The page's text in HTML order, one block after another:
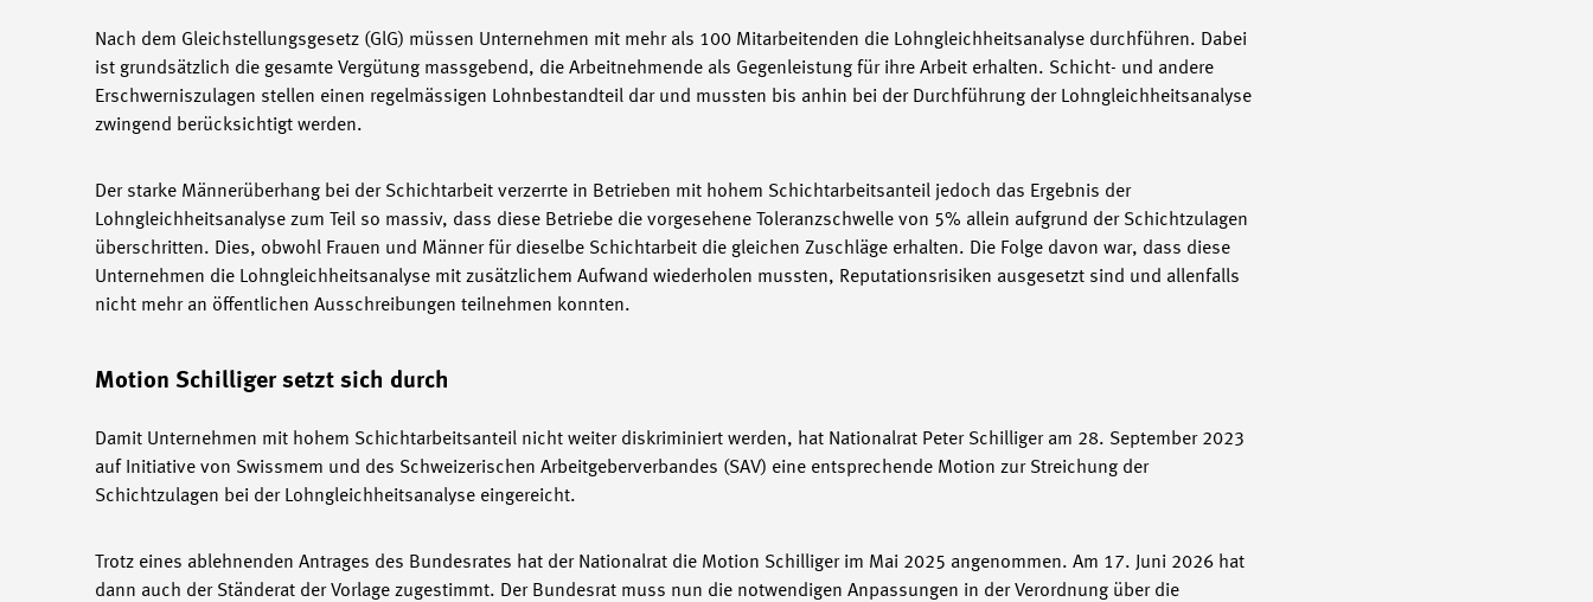
Nach dem Gleichstellungsgesetz (GlG) müssen Unternehmen mit mehr als 100 Mitarbeitenden die Lohngleichheitsanalyse durchführen. Dabei
ist grundsätzlich die gesamte Vergütung massgebend, die Arbeitnehmende als Gegenleistung für ihre Arbeit erhalten. Schicht- und andere
Erschwerniszulagen stellen einen regelmässigen Lohnbestandteil dar und mussten bis anhin bei der Durchführung der Lohngleichheitsanalyse
zwingend berücksichtigt werden.
Der starke Männerüberhang bei der Schichtarbeit verzerrte in Betrieben mit hohem Schichtarbeitsanteil jedoch das Ergebnis der
Lohngleichheitsanalyse zum Teil so massiv, dass diese Betriebe die vorgesehene Toleranzschwelle von 5% allein aufgrund der Schichtzulagen
überschritten. Dies, obwohl Frauen und Männer für dieselbe Schichtarbeit die gleichen Zuschläge erhalten. Die Folge davon war, dass diese
Unternehmen die Lohngleichheitsanalyse mit zusätzlichem Aufwand wiederholen mussten, Reputationsrisiken ausgesetzt sind und allenfalls
nicht mehr an öffentlichen Ausschreibungen teilnehmen konnten.
Motion Schilliger setzt sich durch
Damit Unternehmen mit hohem Schichtarbeitsanteil nicht weiter diskriminiert werden, hat Nationalrat Peter Schilliger am 28. September 2023
auf Initiative von Swissmem und des Schweizerischen Arbeitgeberverbandes (SAV) eine entsprechende Motion zur Streichung der
Schichtzulagen bei der Lohngleichheitsanalyse eingereicht.
Trotz eines ablehnenden Antrages des Bundesrates hat der Nationalrat die Motion Schilliger im Mai 2025 angenommen. Am 17. Juni 2026 hat
dann auch der Ständerat der Vorlage zugestimmt. Der Bundesrat muss nun die notwendigen Anpassungen in der Verordnung über die